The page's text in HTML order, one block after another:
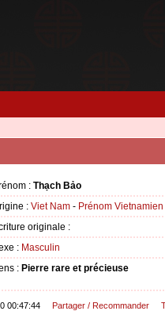
: Thạch Bảo
: Viet Nam - Prénom Vietnamien
originale :
: Masculin
: Pierre rare et précieuse
00:47:44 Partager / Recommander